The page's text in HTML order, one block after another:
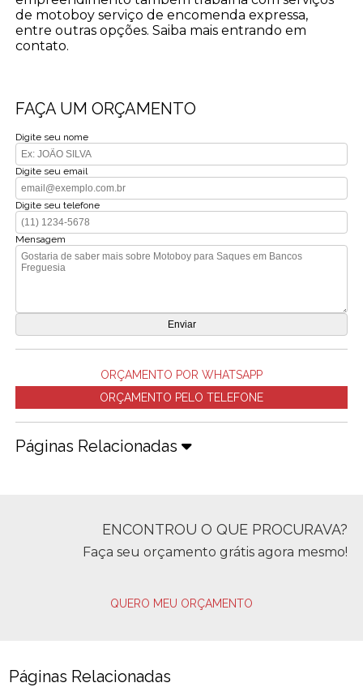
de motoboy serviço de encomenda expressa,
entre outras opções. Saiba mais entrando em
contato.
FAÇA UM ORÇAMENTO
Digite seu nome
Digite seu email
Digite seu telefone
Mensagem
ORÇAMENTO POR WHATSAPP
ORÇAMENTO PELO TELEFONE
Páginas Relacionadas
ENCONTROU O QUE PROCURAVA?
Faça seu orçamento grátis agora mesmo!
QUERO MEU ORÇAMENTO
Páginas Relacionadas